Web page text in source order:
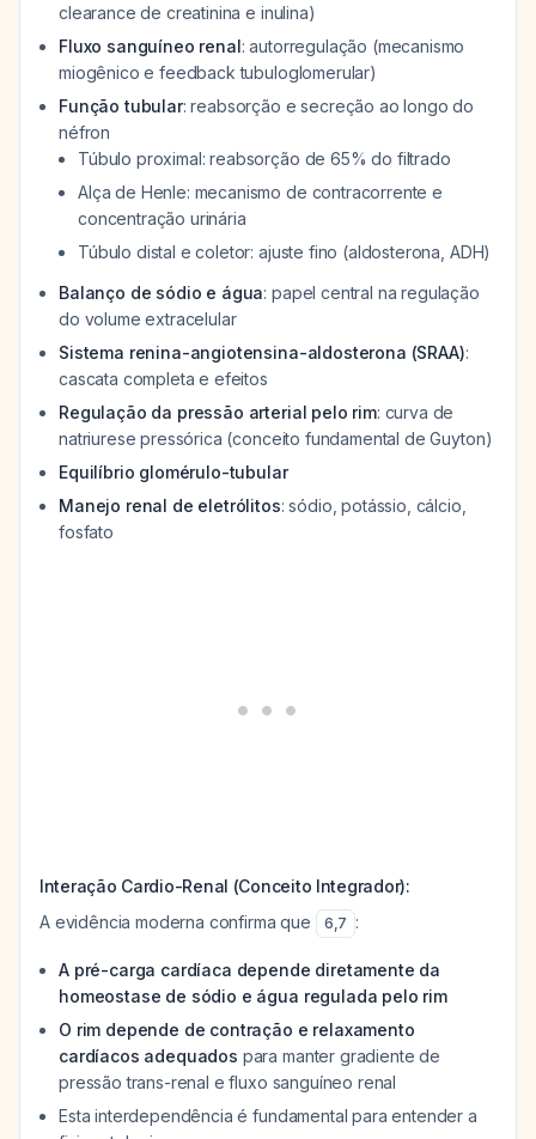
clearance de creatinina e inulina)
Fluxo sanguíneo renal: autorregulação (mecanismo
miogênico e feedback tubuloglomerular)
Função tubular: reabsorção e secreção ao longo do
néfron
Túbulo proximal: reabsorção de 65% do filtrado
Alça de Henle: mecanismo de contracorrente e
concentração urinária
Túbulo distal e coletor: ajuste fino (aldosterona, ADH)
Balanço de sódio e água: papel central na regulação
do volume extracelular
Sistema renina-angiotensina-aldosterona (SRAA):
cascata completa e efeitos
Regulação da pressão arterial pelo rim: curva de
natriurese pressórica (conceito fundamental de Guyton)
Equilíbrio glomérulo-tubular
Manejo renal de eletrólitos: sódio, potássio, cálcio,
fosfato
Interação Cardio-Renal (Conceito Integrador):
A evidência moderna confirma que
6,7 :
A pré-carga cardíaca depende diretamente da
homeostase de sódio e água regulada pelo rim
O rim depende de contração e relaxamento
cardíacos adequados para manter gradiente de
pressão trans-renal e fluxo sanguíneo renal
Esta interdependência é fundamental para entender a